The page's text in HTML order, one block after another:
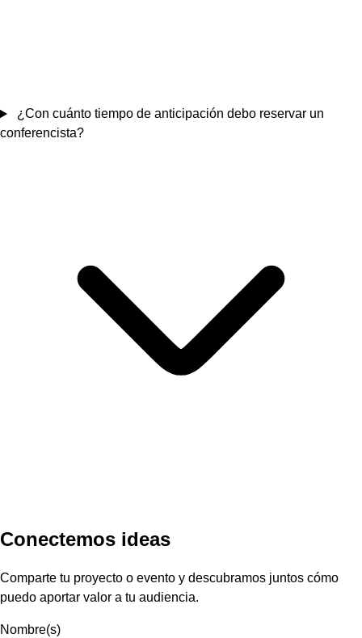
¿Con cuánto tiempo de anticipación debo reservar un
conferencista?
Conectemos ideas
Comparte tu proyecto o evento y descubramos juntos cómo
puedo aportar valor a tu audiencia.
Nombre(s)